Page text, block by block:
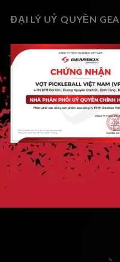
ĐẠI LÝ UỶ QUYỀN